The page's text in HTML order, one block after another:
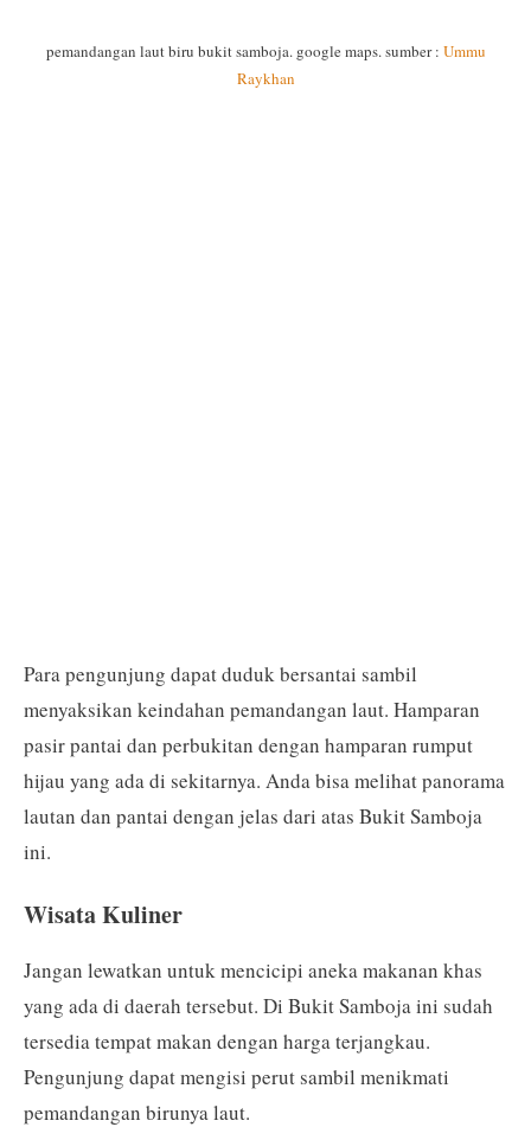
pemandangan laut biru bukit samboja. google maps. sumber : Ummu
Raykhan
Para pengunjung dapat duduk bersantai sambil
menyaksikan keindahan pemandangan laut. Hamparan
pasir pantai dan perbukitan dengan hamparan rumput
hijau yang ada di sekitarnya. Anda bisa melihat panorama
lautan dan pantai dengan jelas dari atas Bukit Samboja
ini.
Wisata Kuliner
Jangan lewatkan untuk mencicipi aneka makanan khas
yang ada di daerah tersebut. Di Bukit Samboja ini sudah
tersedia tempat makan dengan harga terjangkau.
Pengunjung dapat mengisi perut sambil menikmati
pemandangan birunya laut.